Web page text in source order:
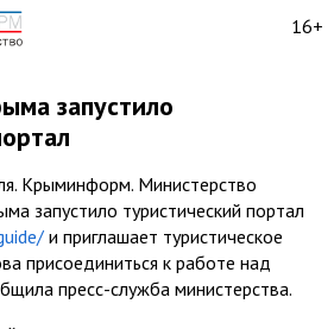
16+
запустило
Крыминформ. Министерство
запустило туристический портал
и приглашает туристическое
присоединиться к работе над
пресс-служба министерства.